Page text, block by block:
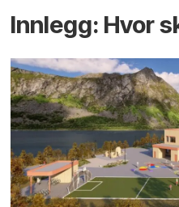
Innlegg: Hvor